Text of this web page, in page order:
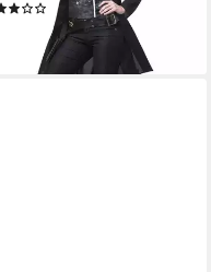
(1)
- in 2-3 Werktagen bei dir